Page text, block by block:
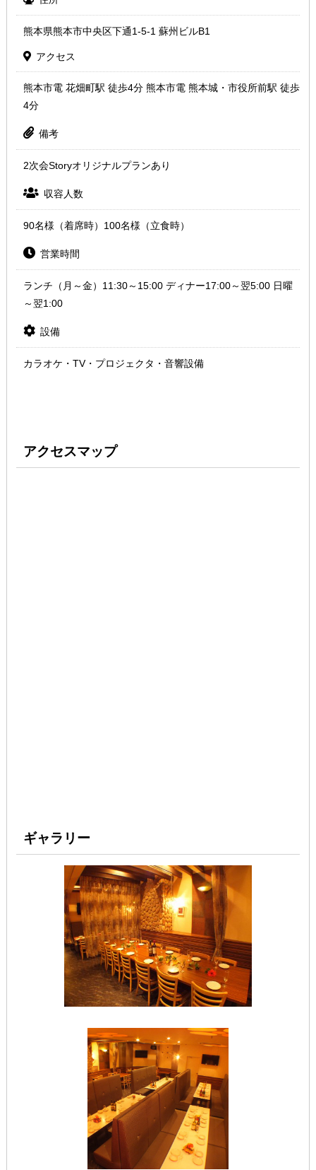
熊本県熊本市中央区下通1-5-1 蘇州ビルB1
アクセス
熊本市電 花畑町駅 徒歩4分 熊本市電 熊本城・市役所前駅 徒歩
4分
備考
2次会Storyオリジナルプランあり
収容人数
90名様（着席時）100名様（立食時）
営業時間
ランチ（月～金）11:30～15:00 ディナー17:00～翌5:00 日曜
～翌1:00
設備
カラオケ・TV・プロジェクタ・音響設備
アクセスマップ
ギャラリー